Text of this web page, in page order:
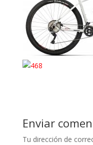
Enviar
Tu dirección de